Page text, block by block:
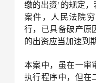
缴的出资’的规定
案件，人民法院
行，已具备破产原
的出资应当加速到期
本案中，虽在一审
执行程序中，但在